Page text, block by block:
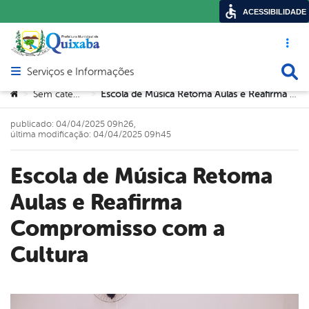
Acesso
Abrir menu principal de navegação
Serviços e Informações
Você está aqui:
> Sem categoria > Escola de Música Retoma Aulas e Reafirma Compromisso com a Cultura
Escola de Música Retoma
Aulas e Reafirma
Compromisso com a
Cultura
publicado: 04/04/2025 09h26,
última modificação: 04/04/2025 09h45
ACESSIBILIDADE